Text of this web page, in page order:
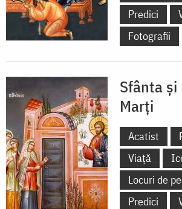
Predici
Fotografii
Sfânta și
Marți
Acatist
Viață
Locuri de
Predici